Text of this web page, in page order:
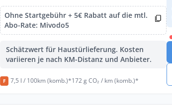
Ohne Startgebühr + 5€ Rabatt auf die mtl.
Abo-Rate: Mivodo5
Schätzwert für Haustürlieferung. Kosten
variieren je nach KM-Distanz und Anbieter.
F 7,5 l / 100km (komb.)*172 g CO₂ / km (komb.)*